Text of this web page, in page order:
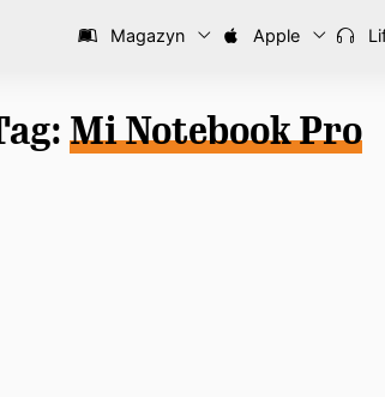
Magazyn Apple
Mi Notebook Pro